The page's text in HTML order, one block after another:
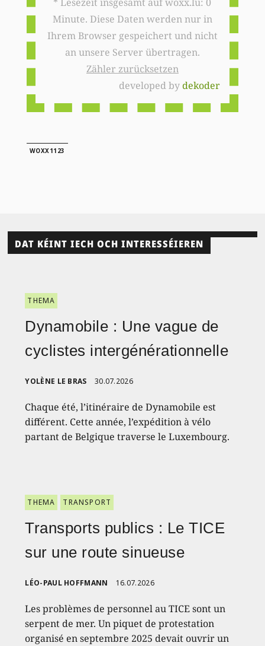
Minute. Diese Daten werden nur in
Ihrem Browser gespeichert und nicht
an unsere Server übertragen.
Zähler zurücksetzen
developed bydekoder
WOXX1123
DAT KÉINT IECH OCH INTERESSÉIEREN
THEMA
Dynamobile : Une vague de
cyclistes intergénérationnelle
YOLÈNE LE BRAS 30.07.2026
Chaque été, l’itinéraire de Dynamobile est
différent. Cette année, l’expédition à vélo
partant de Belgique traverse le Luxembourg.
THEMA TRANSPORT
Transports publics : Le TICE
sur une route sinueuse
LÉO-PAUL HOFFMANN 16.07.2026
Les problèmes de personnel au TICE sont un
serpent de mer. Un piquet de protestation
organisé en septembre 2025 devait ouvrir un